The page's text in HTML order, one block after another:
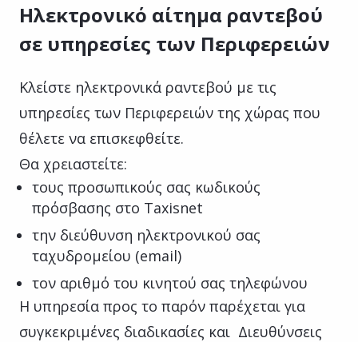
Ηλεκτρονικό αίτημα ραντεβού
σε υπηρεσίες των Περιφερειών
Κλείστε ηλεκτρονικά ραντεβού με τις
υπηρεσίες των Περιφερειών της χώρας που
θέλετε να επισκεφθείτε.
Θα χρειαστείτε:
τους προσωπικούς σας κωδικούς
πρόσβασης στο Taxisnet
την διεύθυνση ηλεκτρονικού σας
ταχυδρομείου (email)
τον αριθμό του κινητού σας τηλεφώνου
Η υπηρεσία προς το παρόν παρέχεται για
συγκεκριμένες διαδικασίες και Διευθύνσεις